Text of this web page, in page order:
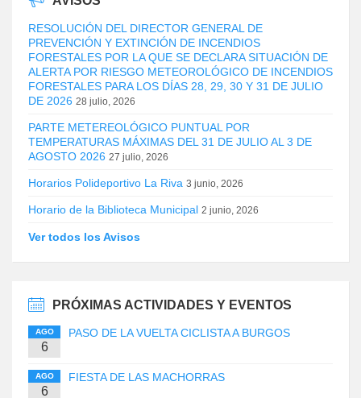
RESOLUCIÓN DEL DIRECTOR GENERAL DE
PREVENCIÓN Y EXTINCIÓN DE INCENDIOS
FORESTALES POR LA QUE SE DECLARA SITUACIÓN DE
ALERTA POR RIESGO METEOROLÓGICO DE INCENDIOS
FORESTALES PARA LOS DÍAS 28, 29, 30 Y 31 DE JULIO
DE 2026 28 julio, 2026
PARTE METEREOLÓGICO PUNTUAL POR
TEMPERATURAS MÁXIMAS DEL 31 DE JULIO AL 3 DE
AGOSTO 2026 27 julio, 2026
Horarios Polideportivo La Riva 3 junio, 2026
Horario de la Biblioteca Municipal 2 junio, 2026
Ver todos los Avisos
PRÓXIMAS ACTIVIDADES Y EVENTOS
AGO
6
PASO DE LA VUELTA CICLISTA A BURGOS
AGO
6
FIESTA DE LAS MACHORRAS